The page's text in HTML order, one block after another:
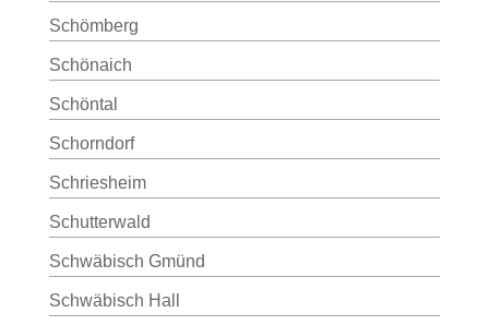
Schömberg
Schönaich
Schöntal
Schorndorf
Schriesheim
Schutterwald
Schwäbisch Gmünd
Schwäbisch Hall